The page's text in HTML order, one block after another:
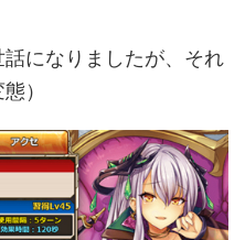
になりましたが、それ
）